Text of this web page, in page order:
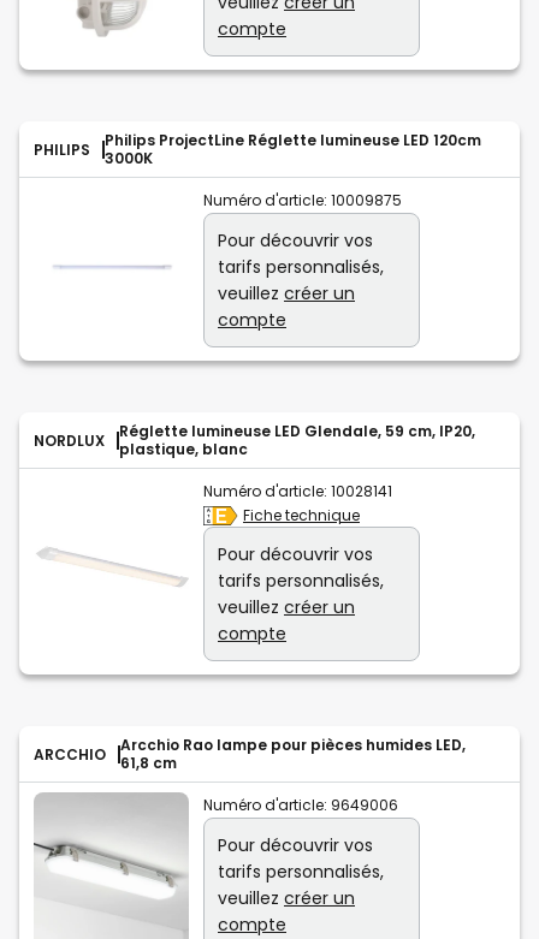
compte
PHILIPS
Philips ProjectLine Réglette lumineuse LED 120cm
3000K
Numéro d'article: 10009875
Pour découvrir vos
tarifs personnalisés,
veuillez créer un
compte
NORDLUX
Réglette lumineuse LED Glendale, 59 cm, IP20,
plastique, blanc
Numéro d'article: 10028141
Fiche technique
Pour découvrir vos
tarifs personnalisés,
veuillez créer un
compte
ARCCHIO
Arcchio Rao lampe pour pièces humides LED,
61,8 cm
Numéro d'article: 9649006
Pour découvrir vos
tarifs personnalisés,
veuillez créer un
compte